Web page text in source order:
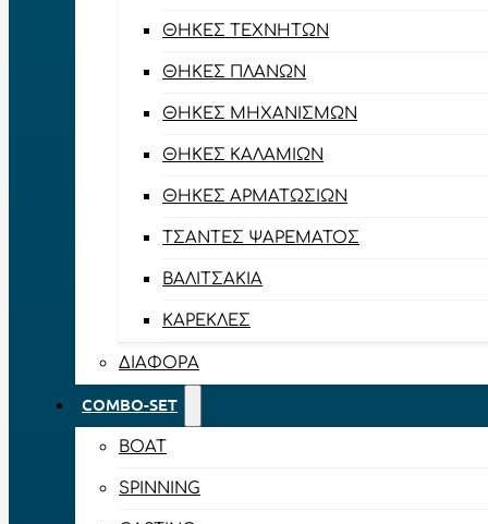
ΘΉΚΕΣ ΤΕΧΝΗΤΏΝ
ΘΉΚΕΣ ΠΛΆΝΩΝ
ΘΉΚΕΣ ΜΗΧΑΝΙΣΜΏΝ
ΘΉΚΕΣ ΚΑΛΑΜΙΏΝ
ΘΉΚΕΣ ΑΡΜΑΤΩΣΙΏΝ
ΤΣΆΝΤΕΣ ΨΑΡΈΜΑΤΟΣ
ΒΑΛΙΤΣΆΚΙΑ
ΚΑΡΈΚΛΕΣ
ΔΙΆΦΟΡΑ
COMBO-SET
BOAT
SPINNING